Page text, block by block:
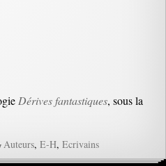
Dérives fantastiques, sous la
Auteurs,E-H,Ecrivains